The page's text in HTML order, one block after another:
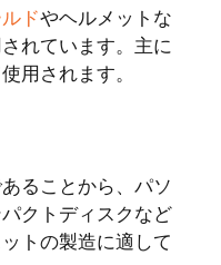
ドやヘルメットな
れています。主に
用されます。
ることから、パソ
クトディスクなど
トの製造に適して